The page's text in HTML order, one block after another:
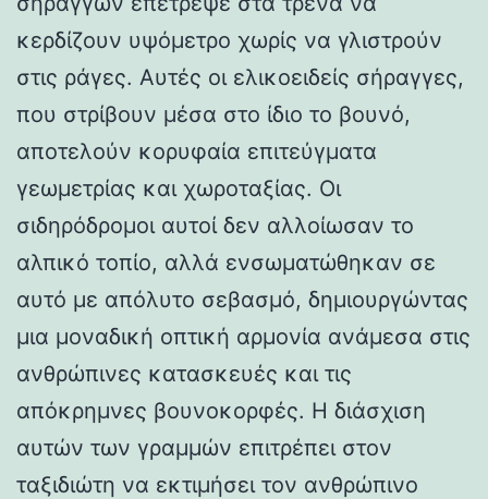
κερδίζουν υψόμετρο χωρίς να γλιστρούν
στις ράγες. Αυτές οι ελικοειδείς σήραγγες,
που στρίβουν μέσα στο ίδιο το βουνό,
αποτελούν κορυφαία επιτεύγματα
γεωμετρίας και χωροταξίας. Οι
σιδηρόδρομοι αυτοί δεν αλλοίωσαν το
αλπικό τοπίο, αλλά ενσωματώθηκαν σε
αυτό με απόλυτο σεβασμό, δημιουργώντας
μια μοναδική οπτική αρμονία ανάμεσα στις
ανθρώπινες κατασκευές και τις
απόκρημνες βουνοκορφές. Η διάσχιση
αυτών των γραμμών επιτρέπει στον
ταξιδιώτη να εκτιμήσει τον ανθρώπινο